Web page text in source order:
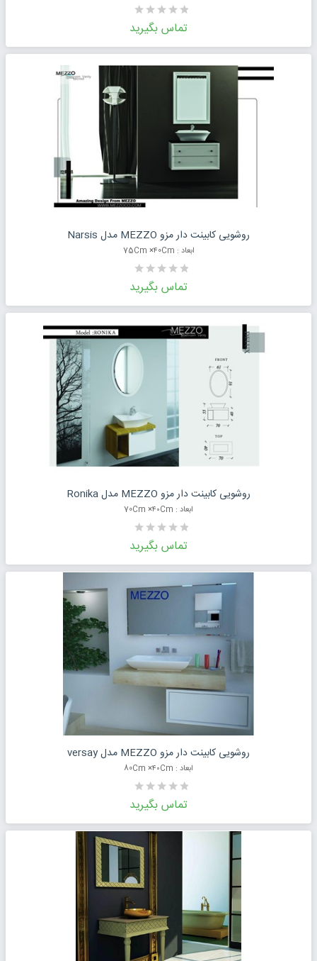
تماس بگیرید
درخواست قیمت محصول روشویی کابینت دار مزو MEZZO مدل Narsis
ابعاد : 75Cm ×۴0Cm
تماس بگیرید
درخواست قیمت محصول روشویی کابینت دار مزو MEZZO مدل Ronika
ابعاد : 70Cm ×۴۰Cm
تماس بگیرید
درخواست قیمت محصول روشویی کابینت دار مزو MEZZO مدل versay
ابعاد : 80Cm ×۴۰Cm
تماس بگیرید